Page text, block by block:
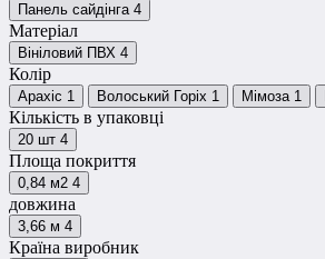
Панель сайдінга 4
Матеріал
Вініловий ПВХ 4
Колір
Арахіс 1 Волоський Горіх 1 Мімоза 1
Кількість в упаковці
20 шт 4
Площа покриття
0,84 м2 4
довжина
3,66 м 4
Країна виробник